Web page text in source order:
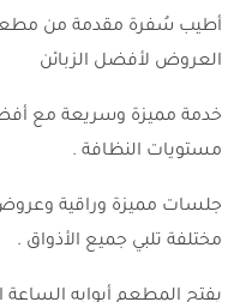
أطيب سُفرة مقدمة من مطعم
العروض لأفضل الزبائن
خدمة مميزة وسريعة مع
مستويات النظافة .
جلسات مميزة وراقية
مختلفة تلبي جميع الأذواق .
يفتح المطعم أبوابه الساعة